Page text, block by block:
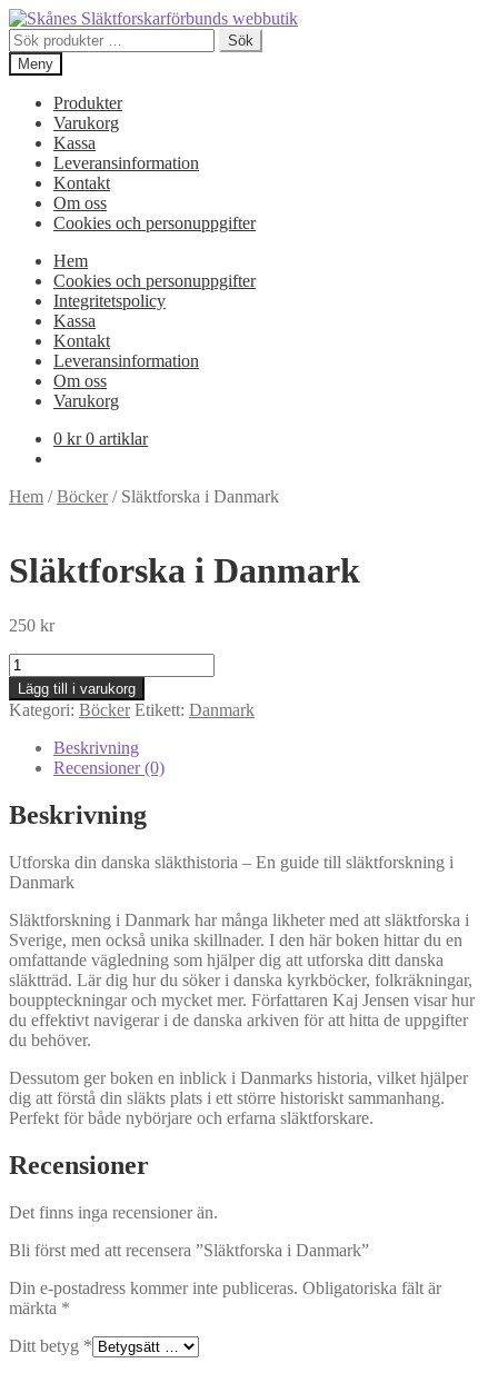
Hoppa
till
navigering
Hoppa
till
innehåll
Sök
efter:
Sök
Meny
Produkter
Varukorg
Kassa
Leveransinformation
Kontakt
Om oss
Cookies och personuppgifter
Hem
Cookies och personuppgifter
Integritetspolicy
Kassa
Kontakt
Leveransinformation
Om oss
Varukorg
0 kr 0 artiklar
Hem /Böcker/ Släktforska i Danmark
Släktforska i Danmark
250 kr
Släktforska
i
Danmark
mängd
Lägg till i varukorg
Kategori: Böcker Etikett: Danmark
Beskrivning
Recensioner (0)
Beskrivning
Utforska din danska släkthistoria – En guide till släktforskning i
Danmark
Släktforskning i Danmark har många likheter med att släktforska i
Sverige, men också unika skillnader. I den här boken hittar du en
omfattande vägledning som hjälper dig att utforska ditt danska
släktträd. Lär dig hur du söker i danska kyrkböcker, folkräkningar,
bouppteckningar och mycket mer. Författaren Kaj Jensen visar hur
du effektivt navigerar i de danska arkiven för att hitta de uppgifter
du behöver.
Dessutom ger boken en inblick i Danmarks historia, vilket hjälper
dig att förstå din släkts plats i ett större historiskt sammanhang.
Perfekt för både nybörjare och erfarna släktforskare.
Recensioner
Det finns inga recensioner än.
Bli först med att recensera ”Släktforska i Danmark”
Din e-postadress kommer inte publiceras. Obligatoriska fält är
märkta *
Ditt betyg *